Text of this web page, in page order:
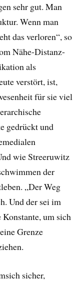
sehr gut. Man
Wenn man
das verloren“, so
Nähe-Distanz-
als
verstört, ist,
für sie viel
gedrückt und
wie Streeruwitz
der
„Der Weg
Und der sei im
um sich
Grenze
sicher,